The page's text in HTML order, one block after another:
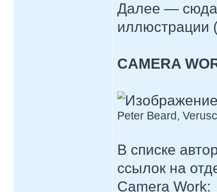
Далее —
иллюстрации
CAMERA
Peter Beard,
В списке
ссылок на
Camera Work: